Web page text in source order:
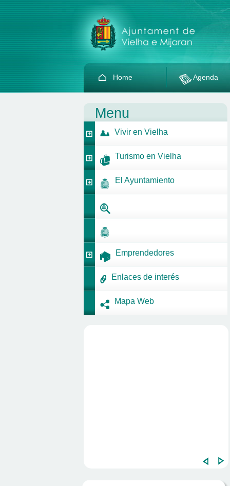
Home Agenda
Menu
Vivir en Vielha
Turismo en Vielha
El Ayuntamiento
Emprendedores
Enlaces de interés
Mapa Web